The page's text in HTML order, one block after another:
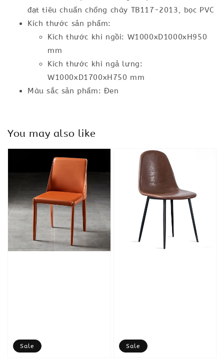
đạt tiêu chuẩn chống cháy TB117-2013, bọc PVC
Kích thước sản phẩm:
Kích thước khi ngồi: W1000xD1000xH950
mm
Kích thước khi ngả lưng:
W1000xD1700xH750 mm
Màu sắc sản phẩm: Đen
You may also like
Sale Sale